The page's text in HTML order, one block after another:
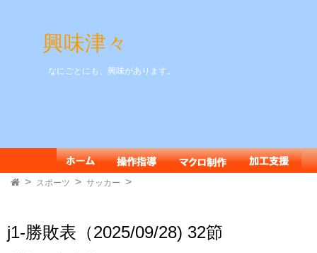
興味津々
なにごとにも、興味があります。
スポーツ サッカー
j1-勝敗表（2025/09/28) 32節